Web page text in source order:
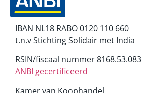
IBAN NL18 RABO 0120 110 660
t.n.v Stichting Solidair met India
RSIN/fiscaal nummer 8168.53.083
ANBI gecertificeerd